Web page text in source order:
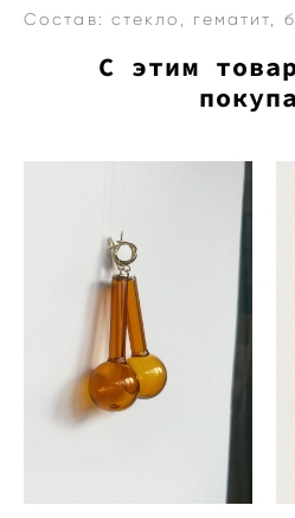
Состав: стекло, гематит,
С этим